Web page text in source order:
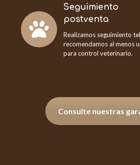
Seguimiento
postventa
Realizamos seguimiento
recomendamos al menos
para control veterinario.
Consulte nuestras